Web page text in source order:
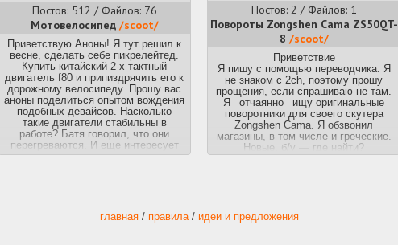
Постов: 512 / Файлов: 76
Мотовелосипед /scoot/
Приветствую Аноны! Я тут решил к
весне, сделать себе пикрелейтед.
Купить китайский 2-х тактный
двигатель f80 и припиздрячить его к
дорожному велосипеду. Прошу вас
аноны поделиться опытом вождения
подобных девайсов. Насколько
такие двигатели стабильны в
работе? Батя говорил, что они
перегреваются. И еще интересует
как будут реагировать гаишники. Это
ездить по округе и по проселочным
дорогам, а вот в город уже
Постов: 2 / Файлов: 1
Повороты Zongshen Cama ZS50QT-
8 /scoot/
Приветствие
Я пишу с помощью переводчика. Я
не знаком с 2ch, поэтому прошу
прощения, если спрашиваю не там.
Я _отчаянно_ ищу оригинальные
поворотники для своего скутера
Zongshen Cama. Я обзвонил
магазины, в том числе и греческие.
Новые, б/у — где найти?
Я ищу правый поворотник или хотя
главная/ правила/ идеи и предложения